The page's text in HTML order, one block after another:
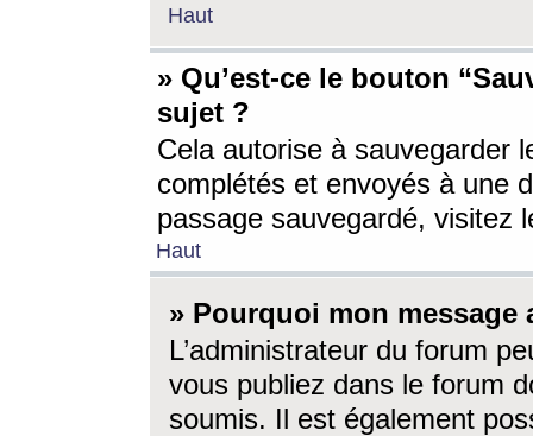
Haut
» Qu’est-ce le bouton
sujet ?
Cela autorise à sauvegarder
complétés et envoyés à une
passage sauvegardé, visitez
Haut
» Pourquoi mon message
L’administrateur du forum
vous publiez dans le forum
soumis. Il est également